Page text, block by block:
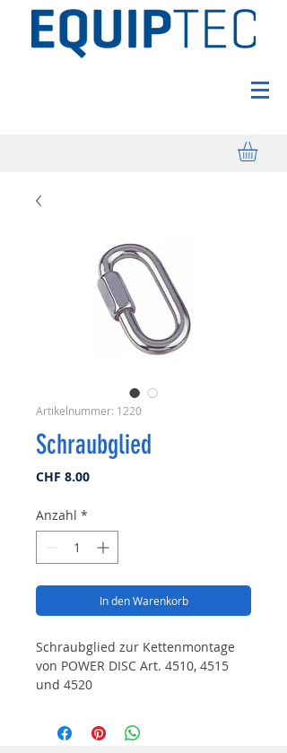
Artikelnummer: 1220
Schraubglied
CHF 8.00Preis
Anzahl *
In den Warenkorb
Schraubglied zur Kettenmontage
von POWER DISC Art. 4510, 4515
und 4520